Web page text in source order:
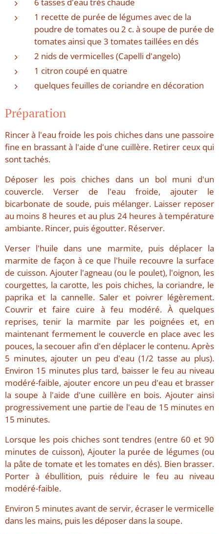
1 recette de purée de légumes avec de la
poudre de tomates ou 2 c. à soupe de purée de
tomates ainsi que 3 tomates taillées en dés
2 nids de vermicelles (Capelli d'angelo)
1 citron coupé en quatre
quelques feuilles de coriandre en décoration
Préparation
Rincer à l'eau froide les pois chiches dans une passoire
fine en brassant à l'aide d'une cuillère. Retirer ceux qui
sont tachés.
Déposer les pois chiches dans un bol muni d'un
couvercle. Verser de l'eau froide, ajouter le
bicarbonate de soude, puis mélanger. Laisser reposer
au moins 8 heures et au plus 24 heures à température
ambiante. Rincer, puis égoutter. Réserver.
Verser l'huile dans une marmite, puis déplacer la
marmite de façon à ce que l'huile recouvre la surface
de cuisson. Ajouter l'agneau (ou le poulet), l'oignon, les
courgettes, la carotte, les pois chiches, la coriandre, le
paprika et la cannelle. Saler et poivrer légèrement.
Couvrir et faire cuire à feu modéré. À quelques
reprises, tenir la marmite par les poignées et, en
maintenant fermement le couvercle en place avec les
pouces, la secouer afin d'en déplacer le contenu. Après
5 minutes, ajouter un peu d'eau (1/2 tasse au plus).
Environ 15 minutes plus tard, baisser le feu au niveau
modéré-faible, ajouter encore un peu d'eau et brasser
la soupe à l'aide d'une cuillère en bois. Ajouter ainsi
progressivement une partie de l'eau de 15 minutes en
15 minutes.
Lorsque les pois chiches sont tendres (entre 60 et 90
minutes de cuisson), Ajouter la purée de légumes (ou
la pâte de tomate et les tomates en dés). Bien brasser.
Porter à ébullition, puis réduire le feu au niveau
modéré-faible.
Environ 5 minutes avant de servir, écraser le vermicelle
dans les mains, puis les déposer dans la soupe.